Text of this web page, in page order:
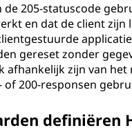
de 205-statuscode
en dat de client
gereset zonder
afhankelijk zijn van
of 200-responsen
definiëren